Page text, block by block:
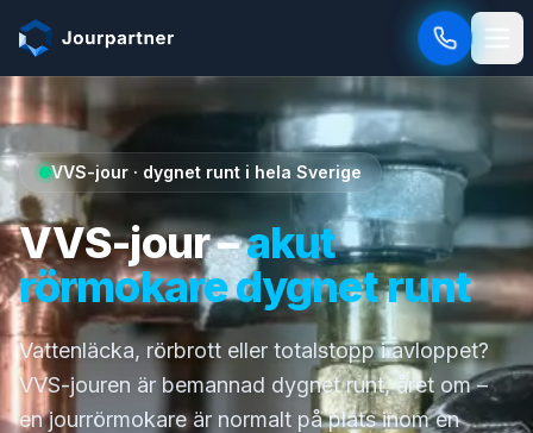
Hoppa till innehåll
VVS-jour · dygnet runt i hela Sverige
VVS-jour –akut
rörmokare dygnet runt
Vattenläcka, rörbrott eller totalstopp i avloppet?
VVS-jouren är bemannad dygnet runt, året om –
en jourrörmokare är normalt på plats inom en